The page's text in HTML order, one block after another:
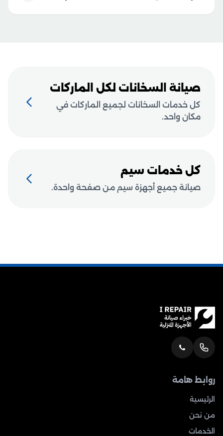
صيانة السخانات لكل الماركات
كل خدمات السخانات لجميع الماركات في
مكان واحد.
كل خدمات سيم
صيانة جميع أجهزة سيم من صفحة واحدة.
روابط هامة
الرئيسية
من نحن
الخدمات